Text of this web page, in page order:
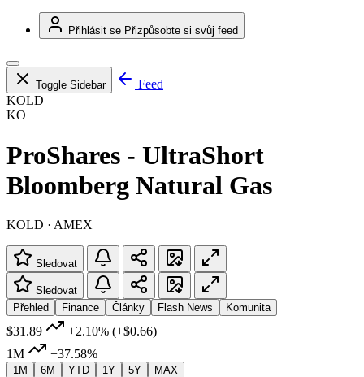
Přihlásit se Přizpůsobte si svůj feed
Toggle Sidebar
Feed
KOLD
KO
ProShares - UltraShort
Bloomberg Natural Gas
KOLD · AMEX
Sledovat
Sledovat
Přehled
Finance Články Flash News Komunita
$31.89 +2.10% (+$0.66)
1M
+37.58%
1M 6M YTD 1Y 5Y MAX